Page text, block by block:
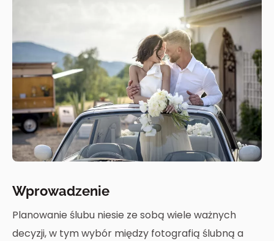
Wprowadzenie
Planowanie ślubu niesie ze sobą wiele ważnych
decyzji, w tym wybór między fotografią ślubną a